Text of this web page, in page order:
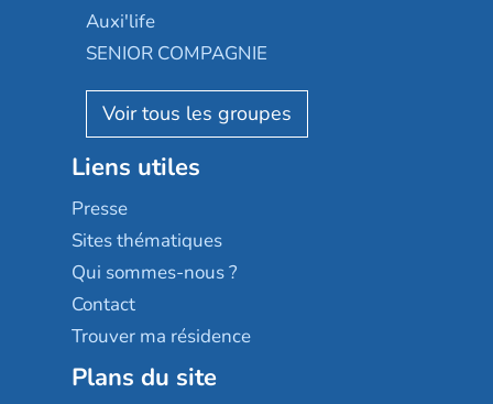
Reseda
Stella management
Les villages d'or
Sérénys
Résidences services Villa Médicis
Le Noble Âge
Almage
Résidalya
Groupe aplus
Auxi'life
SENIOR COMPAGNIE
AGE D'OR Services
Liens utiles
Presse
Sites thématiques
Qui sommes-nous ?
Contact
Trouver ma résidence
Plans du site